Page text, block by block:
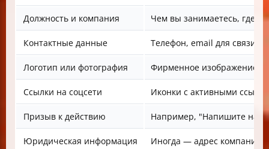
Должность и компания Чем вы занимаетесь, где
Контактные данные Телефон, email для связи
Логотип или фотография Фирменное изображение
Ссылки на соцсети Иконки с активными
Призыв к действию Например, "Напишите
Юридическая информация Иногда — адрес компании,